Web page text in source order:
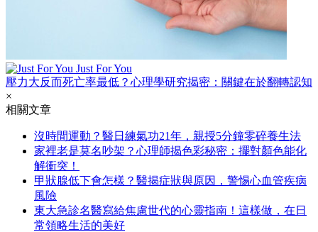
Just For You
壓力大反而死亡率最低？心理學研究揭密：關鍵在於翻轉認知
×
相關文章
沒時間運動？醫日練氣功21年，親授5分鐘零碎養生法
家裡老是莫名吵架？心理師揭色彩秘密：擺對顏色能化
解衝突！
甲狀腺低下會怎樣？醫揭症狀與原因，警惕心血管疾病
風險
東大急診名醫寫給焦慮世代的心靈指南！這樣做，在日
常領略生活的美好